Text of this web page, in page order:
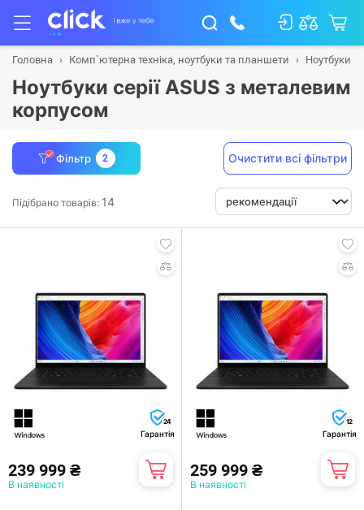
Головна Комп`ютерна техніка, ноутбуки та планшети Ноутбуки
Ноутбуки серії ASUS з металевим
корпусом
Фільтр 2 Очистити всі фільтри
Підібрано товарів: 14
24
Гарантія
239 999 ₴
В наявності
12
Гарантія
259 999 ₴
В наявності